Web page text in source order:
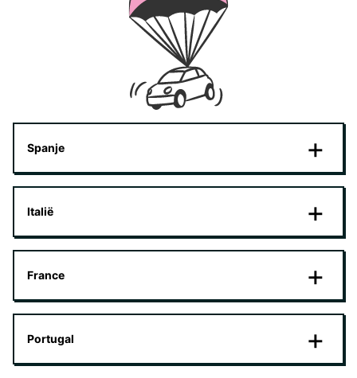
Spanje
Italië
France
Portugal